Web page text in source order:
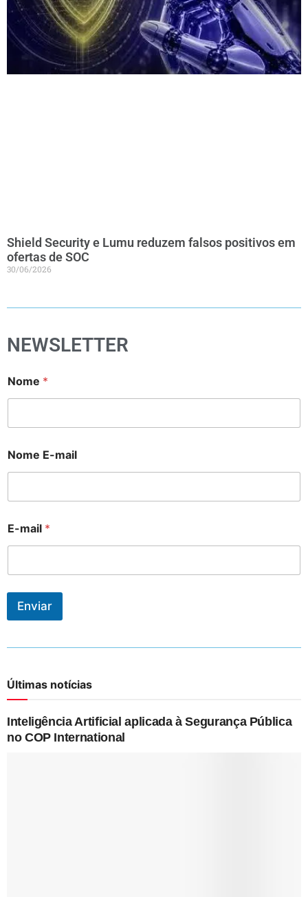
Shield Security e Lumu reduzem falsos positivos em
ofertas de SOC
30/06/2026
NEWSLETTER
Nome *
Nome E-mail
E-mail *
Enviar
Últimas notícias
Inteligência Artificial aplicada à Segurança Pública
no COP International